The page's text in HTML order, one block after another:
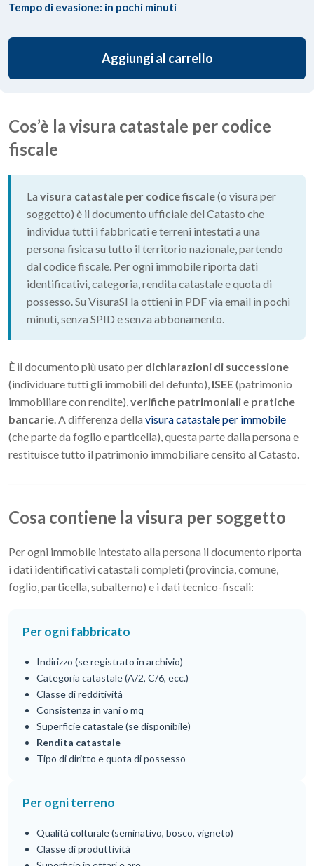
Tempo di evasione: in pochi minuti
Aggiungi al carrello
Cos’è la visura catastale per codice
fiscale
La visura catastale per codice fiscale(o visura per
soggetto) è il documento ufficiale del Catasto che
individua tutti i fabbricati e terreni intestati a una
persona fisica su tutto il territorio nazionale, partendo
dal codice fiscale. Per ogni immobile riporta dati
identificativi, categoria, rendita catastale e quota di
possesso. Su VisuraSI la ottieni in PDF via email in pochi
minuti, senza SPID e senza abbonamento.
È il documento più usato per dichiarazioni di successione
(individuare tutti gli immobili del defunto), ISEE(patrimonio
immobiliare con rendite),verifiche patrimonialie pratiche
bancarie. A differenza della visura catastale per immobile
(che parte da foglio e particella), questa parte dalla persona e
restituisce tutto il patrimonio immobiliare censito al Catasto.
Cosa contiene la visura per soggetto
Per ogni immobile intestato alla persona il documento riporta
i dati identificativi catastali completi (provincia, comune,
foglio, particella, subalterno) e i dati tecnico-fiscali:
Per ogni fabbricato
Indirizzo (se registrato in archivio)
Categoria catastale (A/2, C/6, ecc.)
Classe di redditività
Consistenza in vani o mq
Superficie catastale (se disponibile)
Rendita catastale
Tipo di diritto e quota di possesso
Per ogni terreno
Qualità colturale (seminativo, bosco, vigneto)
Classe di produttività